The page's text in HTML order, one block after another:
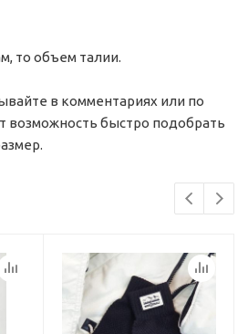
то объем талии.
в комментариях или по
возможность быстро подобрать